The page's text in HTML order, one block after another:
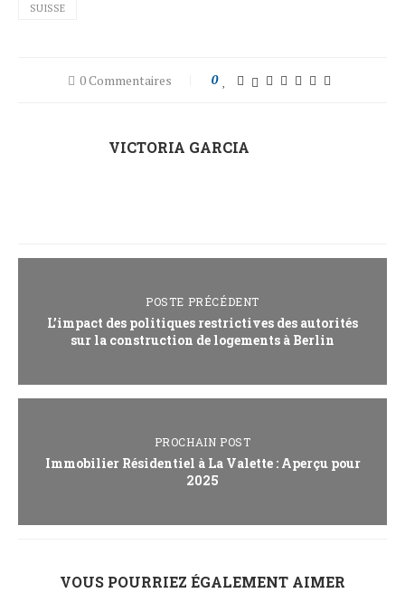
SUISSE
0 Commentaires 0
VICTORIA GARCIA
POSTE PRÉCÉDENT
L’impact des politiques restrictives des autorités
sur la construction de logements à Berlin
PROCHAIN POST
Immobilier Résidentiel à La Valette : Aperçu pour
2025
VOUS POURRIEZ ÉGALEMENT AIMER